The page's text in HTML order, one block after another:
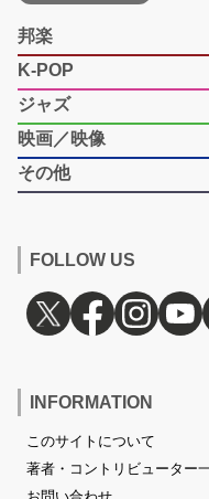
邦楽
K-POP
ジャズ
映画／映像
その他
FOLLOW US
INFORMATION
このサイトについて
著者・コントリビューター